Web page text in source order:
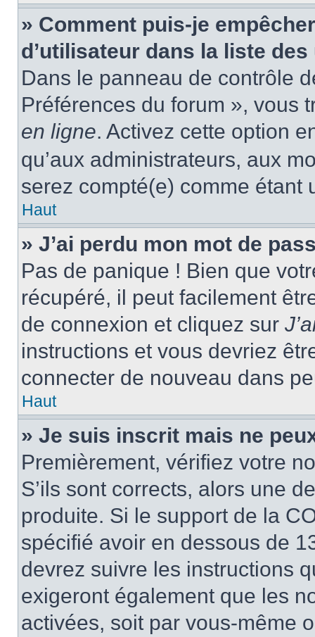
» Comment puis-je
d’utilisateur dans la liste
Dans le panneau de contrôle
Préférences du forum », vous
en ligne. Activez cette option
qu’aux administrateurs, aux
serez compté(e) comme étant
Haut
» J’ai perdu mon mot de
Pas de panique ! Bien que
récupéré, il peut facilement
de connexion et cliquez sur
instructions et vous devriez
connecter de nouveau dans
Haut
» Je suis inscrit mais ne
Premièrement, vérifiez votre
S’ils sont corrects, alors une
produite. Si le support de la
spécifié avoir en dessous de
devrez suivre les instructions
exigeront également que les
activées, soit par vous-même